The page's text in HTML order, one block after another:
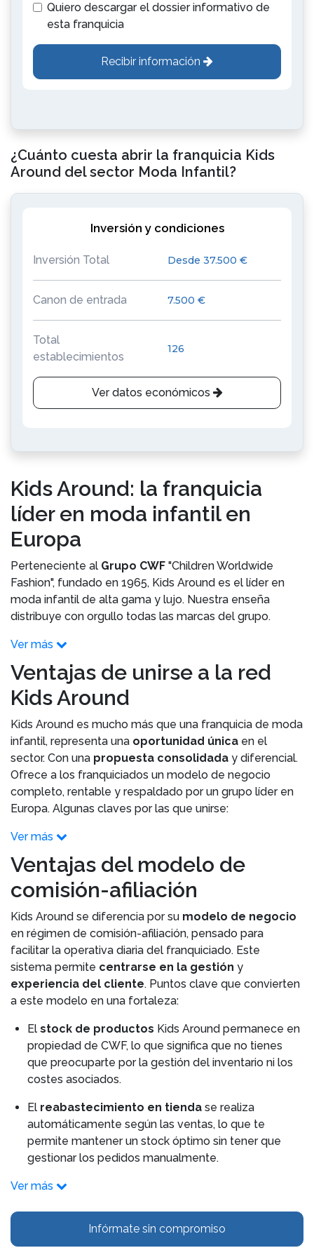
Quiero descargar el dossier informativo de
esta franquicia
Recibir información
¿Cuánto cuesta abrir la franquicia Kids
Around del sector Moda Infantil?
Inversión y condiciones
Inversión Total Desde 37.500 €
Canon de entrada 7.500 €
Total
establecimientos
126
Ver datos económicos
Kids Around: la franquicia
líder en moda infantil en
Europa
Perteneciente al Grupo CWF "Children Worldwide
Fashion", fundado en 1965, Kids Around es el líder en
moda infantil de alta gama y lujo. Nuestra enseña
distribuye con orgullo todas las marcas del grupo.
Ver más
Ventajas de unirse a la red
Kids Around
Kids Around es mucho más que una franquicia de moda
infantil, representa una oportunidad única en el
sector. Con una propuesta consolidada y diferencial.
Ofrece a los franquiciados un modelo de negocio
completo, rentable y respaldado por un grupo líder en
Europa. Algunas claves por las que unirse:
Ver más
Ventajas del modelo de
comisión-afiliación
Kids Around se diferencia por su modelo de negocio
en régimen de comisión-afiliación, pensado para
facilitar la operativa diaria del franquiciado. Este
sistema permite centrarse en la gestión y
experiencia del cliente. Puntos clave que convierten
a este modelo en una fortaleza:
El stock de productos Kids Around permanece en
propiedad de CWF, lo que significa que no tienes
que preocuparte por la gestión del inventario ni los
costes asociados.
El reabastecimiento en tienda se realiza
automáticamente según las ventas, lo que te
permite mantener un stock óptimo sin tener que
gestionar los pedidos manualmente.
Ver más
Infórmate sin compromiso